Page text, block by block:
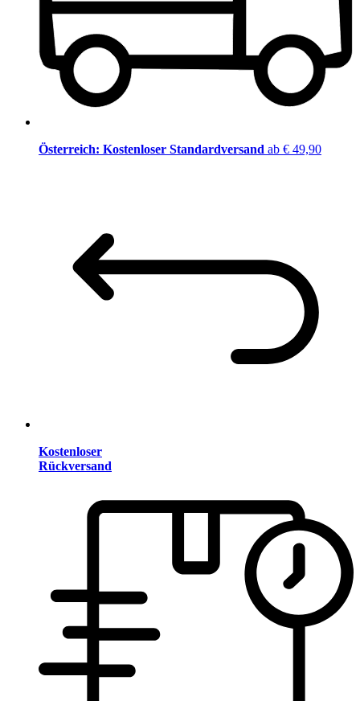
Österreich: Kostenloser Standardversand ab € 49,90
Kostenloser
Rückversand